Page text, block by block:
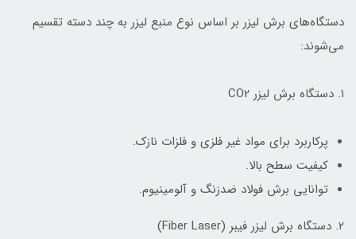
دستگاه‌های برش لیزر بر اساس نوع منبع لیزر به چند دسته تقسیم
می‌شوند:
۱. دستگاه برش لیزر CO2
پرکاربرد برای مواد غیر فلزی و فلزات نازک.
کیفیت سطح بالا.
توانایی برش فولاد ضدزنگ و آلومینیوم.
۲. دستگاه برش لیزر فیبر (Fiber Laser)